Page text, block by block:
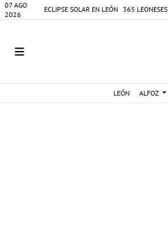
07 AGO
2026
ECLIPSE SOLAR EN LEÓN 365 LEONESES
LEÓN ALFOZ